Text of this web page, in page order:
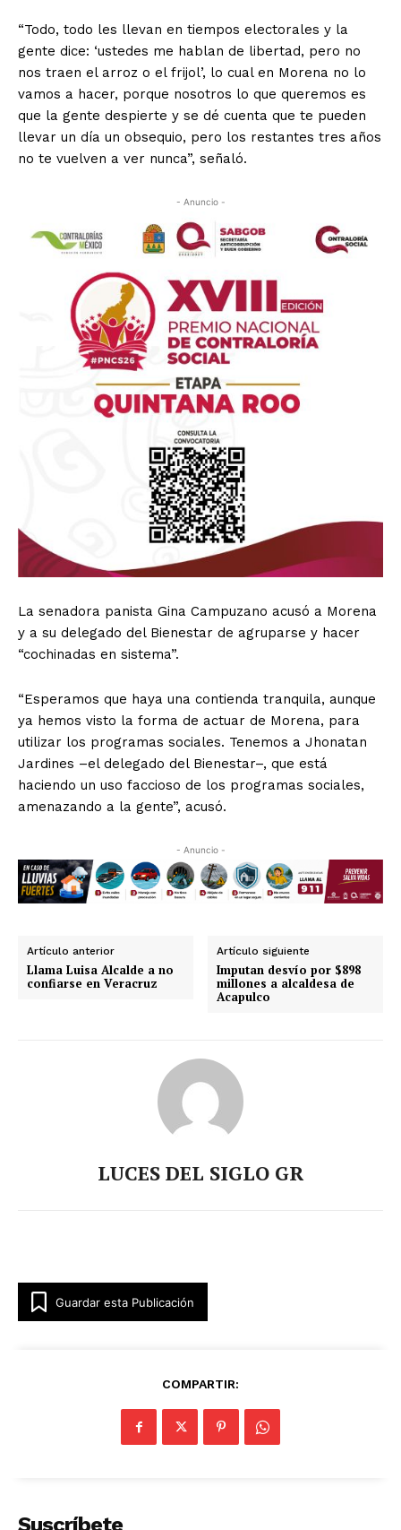
“Todo, todo les llevan en tiempos electorales y la
gente dice: ‘ustedes me hablan de libertad, pero no
nos traen el arroz o el frijol’, lo cual en Morena no lo
vamos a hacer, porque nosotros lo que queremos es
que la gente despierte y se dé cuenta que te pueden
llevar un día un obsequio, pero los restantes tres años
no te vuelven a ver nunca”, señaló.
- Anuncio -
La senadora panista Gina Campuzano acusó a Morena
y a su delegado del Bienestar de agruparse y hacer
“cochinadas en sistema”.
“Esperamos que haya una contienda tranquila, aunque
ya hemos visto la forma de actuar de Morena, para
utilizar los programas sociales. Tenemos a Jhonatan
Jardines –el delegado del Bienestar–, que está
haciendo un uso faccioso de los programas sociales,
amenazando a la gente”, acusó.
- Anuncio -
Artículo anterior
Llama Luisa Alcalde a no
confiarse en Veracruz
Artículo siguiente
Imputan desvío por $898
millones a alcaldesa de
Acapulco
LUCES DEL SIGLO GR
Guardar esta Publicación
COMPARTIR:
Suscríbete